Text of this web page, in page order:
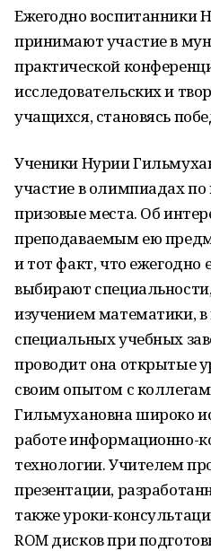
Ежегодно воспитанники
принимают участие в
практической
исследовательских и
учащихся, становясь
Ученики Нурии
участие в олимпиадах
призовые места. Об
преподаваемым ею
и тот факт, что ежегодно
выбирают
изучением математики, в
специальных учебных
проводит она открытые
своим опытом с
Гильмухановна широко
работе информационно-
технологии. Учителем
презентации,
также уроки-
ROM дисков при